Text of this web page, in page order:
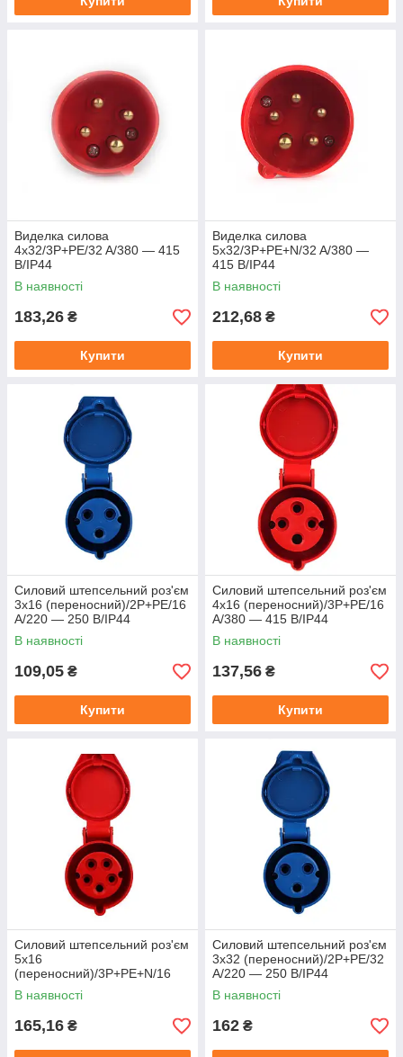
Виделка силова
4x32/3P+PE/32 A/380 — 415
В/IP44
В наявності
183,26 ₴
Купити
Виделка силова
5x32/3P+PE+N/32 A/380 —
415 В/IP44
В наявності
212,68 ₴
Купити
Силовий штепсельний роз'єм
3x16 (переносний)/2P+PE/16
А/220 — 250 В/IP44
В наявності
109,05 ₴
Купити
Силовий штепсельний роз'єм
4x16 (переносний)/3P+PE/16
А/380 — 415 В/IP44
В наявності
137,56 ₴
Купити
Силовий штепсельний роз'єм
5x16
(переносний)/3P+PE+N/16
А/380 — 415 В/IP44
В наявності
165,16 ₴
Силовий штепсельний роз'єм
3x32 (переносний)/2P+PE/32
A/220 — 250 В/IP44
В наявності
162 ₴